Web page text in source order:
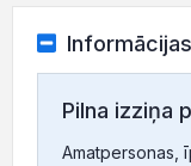
Pilna izziņa
Amatpersonas,